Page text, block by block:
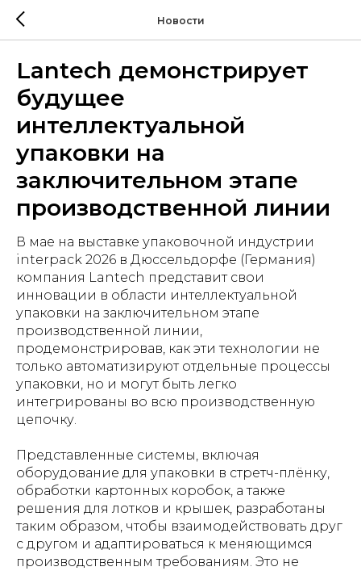
Новости
Lantech демонстрирует
будущее
интеллектуальной
упаковки на
заключительном этапе
производственной линии
В мае на выставке упаковочной индустрии
interpack 2026 в Дюссельдорфе (Германия)
компания Lantech представит свои
инновации в области интеллектуальной
упаковки на заключительном этапе
производственной линии,
продемонстрировав, как эти технологии не
только автоматизируют отдельные процессы
упаковки, но и могут быть легко
интегрированы во всю производственную
цепочку.
Представленные системы, включая
оборудование для упаковки в стретч-плёнку,
обработки картонных коробок, а также
решения для лотков и крышек, разработаны
таким образом, чтобы взаимодействовать друг
с другом и адаптироваться к меняющимся
производственным требованиям. Это не